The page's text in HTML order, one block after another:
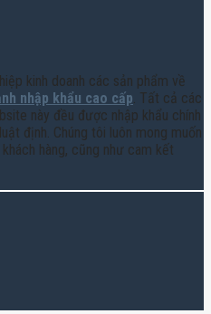
kinh doanh các sản phẩm về
nhập khẩu cao cấp. Tất cả các
này đều được nhập khẩu chính
định. Chúng tôi luôn mong muốn
hàng, cũng như cam kết